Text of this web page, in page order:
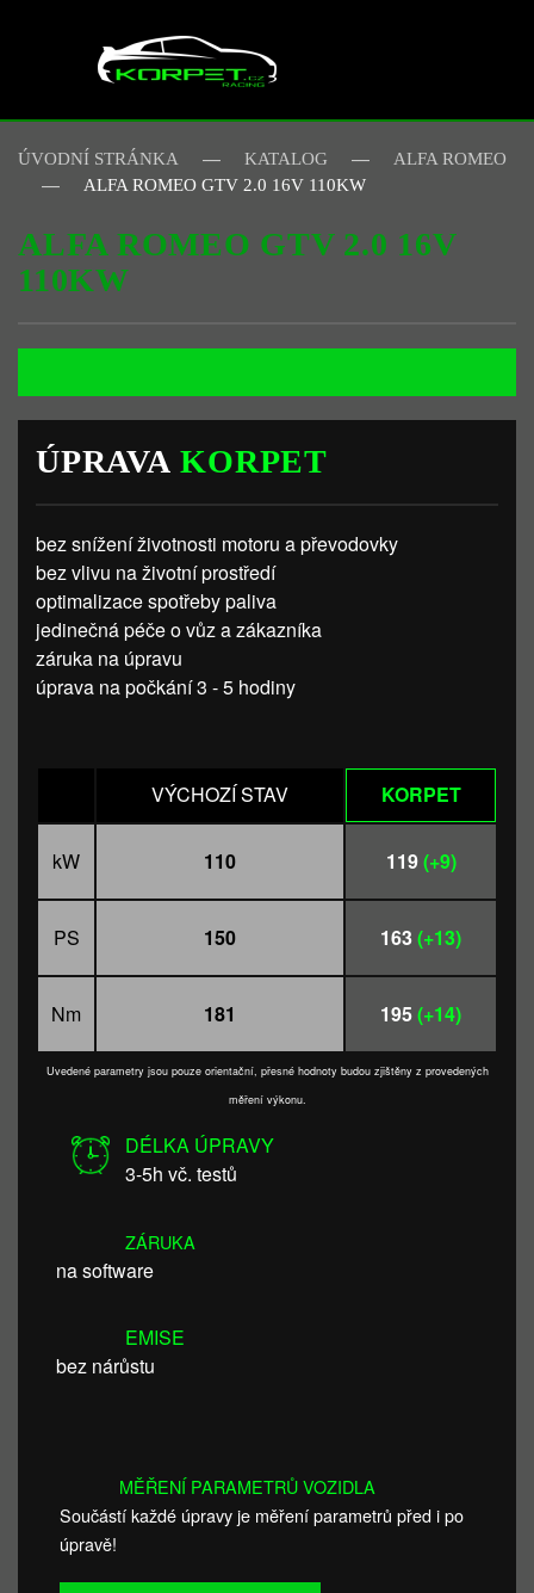
Skip to main content
ÚVODNÍ STRÁNKA KATALOG
ALFA ROMEO
ALFA ROMEO GTV 2.0 16V 110KW
ALFA ROMEO GTV 2.0 16V
110KW
ÚPRAVAKORPET
bez snížení životnosti motoru a převodovky
bez vlivu na životní prostředí
optimalizace spotřeby paliva
jedinečná péče o vůz a zákazníka
záruka na úpravu
úprava na počkání 3 - 5 hodiny
VÝCHOZÍ STAV KORPET
kW 110 119(+9)
PS 150 163(+13)
Nm 181 195(+14)
Uvedené parametry jsou pouze orientační, přesné hodnoty budou zjištěny z provedených
měření výkonu.
DÉLKA ÚPRAVY
3-5h vč. testů
ZÁRUKA
na software
EMISE
bez nárůstu
MĚŘENÍ PARAMETRŮ VOZIDLA
Součástí každé úpravy je měření parametrů před i po
úpravě!